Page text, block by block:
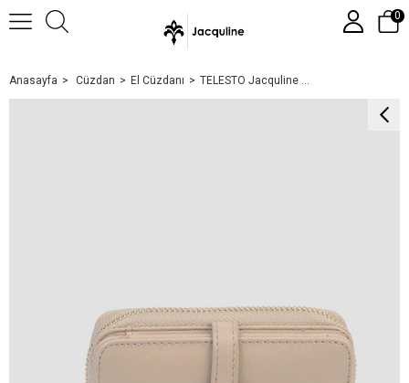
0
Anasayfa Cüzdan El Cüzdanı TELESTO Jacquline Kadın Cüzdanı